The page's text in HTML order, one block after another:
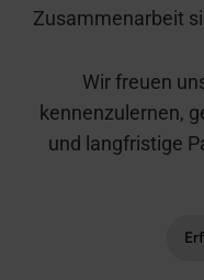
Zusammenarbeit
Wir freuen
kennenzulernen,
und langfristige